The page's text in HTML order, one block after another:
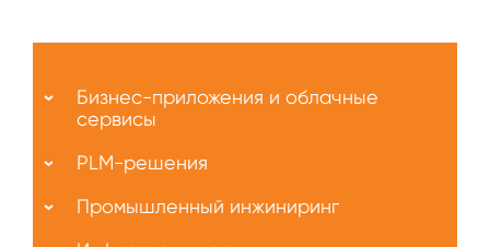
нас
Бизнес-приложения и облачные
сервисы
PLM-решения
Промышленный инжиниринг